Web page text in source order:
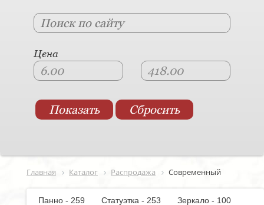
Цена
Главная Каталог Распродажа Современный
Панно - 259 Статуэтка - 253
Зеркало - 100